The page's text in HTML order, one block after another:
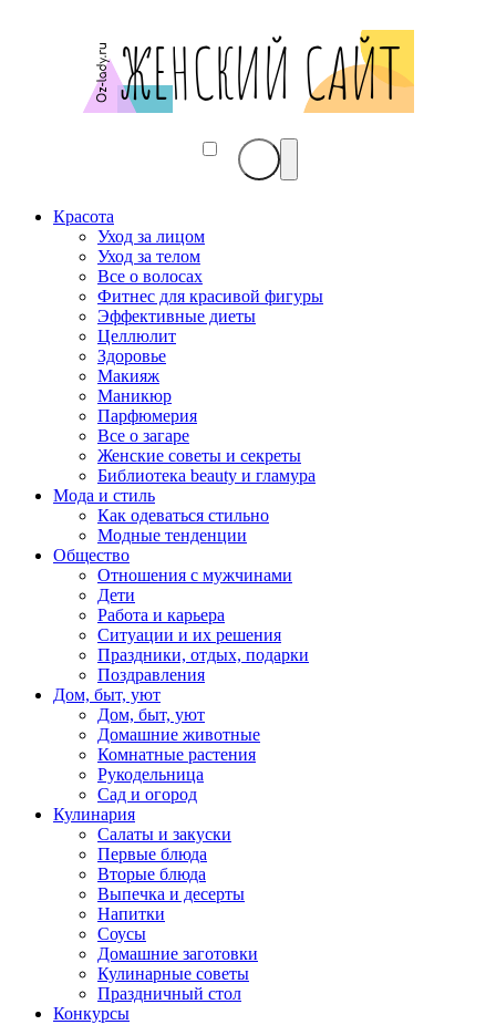
Красота
Уход за лицом
Уход за телом
Все о волосах
Фитнес для красивой фигуры
Эффективные диеты
Целлюлит
Здоровье
Макияж
Маникюр
Парфюмерия
Все о загаре
Женские советы и секреты
Библиотека beauty и гламура
Мода и стиль
Как одеваться стильно
Модные тенденции
Общество
Отношения с мужчинами
Дети
Работа и карьера
Ситуации и их решения
Праздники, отдых, подарки
Поздравления
Дом, быт, уют
Дом, быт, уют
Домашние животные
Комнатные растения
Рукодельница
Сад и огород
Кулинария
Салаты и закуски
Первые блюда
Вторые блюда
Выпечка и десерты
Напитки
Соусы
Домашние заготовки
Кулинарные советы
Праздничный стол
Конкурсы